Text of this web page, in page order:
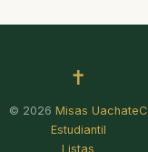
✝
© 2026 Misas UachateC
Estudiantil
Listas